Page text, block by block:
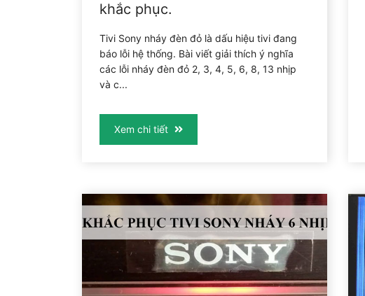
khắc phục.
Tivi Sony nháy đèn đỏ là dấu hiệu tivi đang
báo lỗi hệ thống. Bài viết giải thích ý nghĩa
các lỗi nháy đèn đỏ 2, 3, 4, 5, 6, 8, 13 nhịp
và c...
Xem chi tiết